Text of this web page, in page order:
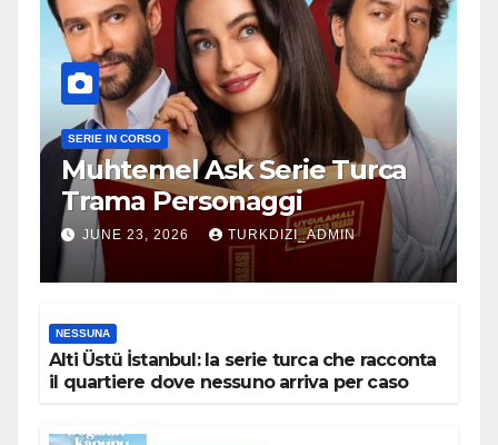
SERIE IN CORSO
Muhtemel Ask Serie Turca
Trama Personaggi
JUNE 23, 2026 TURKDIZI_ADMIN
NESSUNA
Alti Üstü İstanbul: la serie turca che racconta
il quartiere dove nessuno arriva per caso